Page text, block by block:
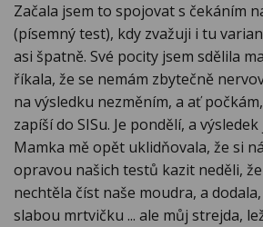
Začala jsem to spojovat s čekáním
(písemný test), kdy zvažuji i tu
asi špatně. Své pocity jsem sdělila
říkala, že se nemám zbytečně
na výsledku nezměním, a ať
zapíší do SISu. Je pondělí, a
Mamka mě opět uklidňovala, že si
opravou našich testů kazit neděli,
nechtěla číst naše moudra, a
slabou mrtvičku ... ale můj strejda,